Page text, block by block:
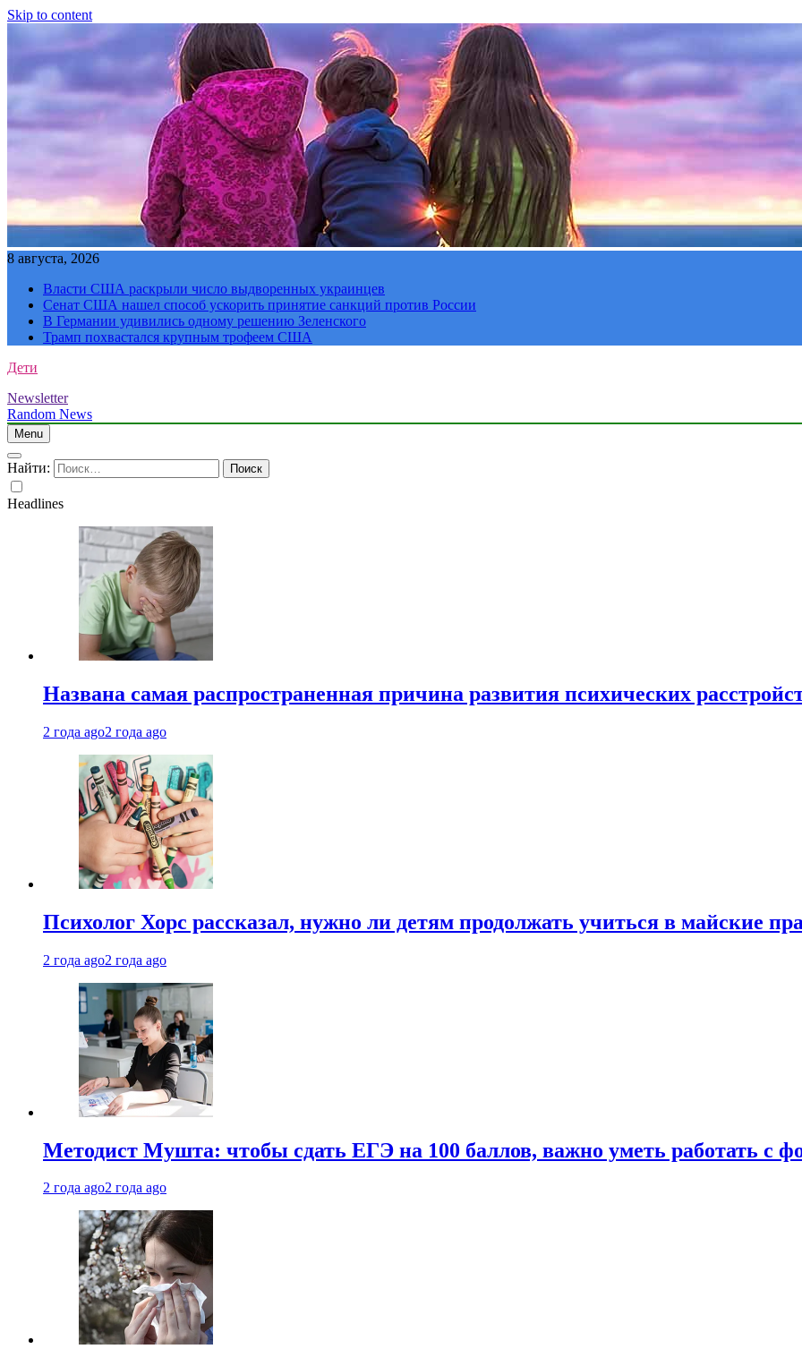
Skip to content
8 августа, 2026
Власти США раскрыли число выдворенных украинцев
Сенат США нашел способ ускорить принятие санкций против России
В Германии удивились одному решению Зеленского
Трамп похвастался крупным трофеем США
Дети
Newsletter
Random News
Menu
Найти:
Headlines
Названа самая распространенная причина развития психических
2 года ago2 года ago
Психолог Хорс рассказал, нужно ли детям продолжать учиться в майские
2 года ago2 года ago
Методист Мушта: чтобы сдать ЕГЭ на 100 баллов, важно уметь работать с
2 года ago2 года ago